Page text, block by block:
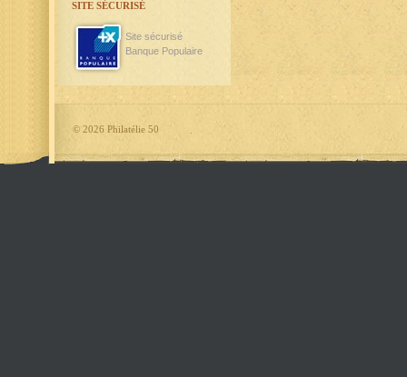
SITE SÉCURISÉ
Site sécurisé
Banque Populaire
© 2026 Philatélie 50